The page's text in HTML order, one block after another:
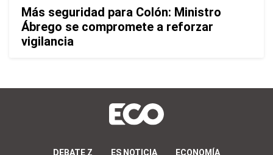
Más seguridad para Colón: Ministro
Ábrego se compromete a reforzar
vigilancia
DEBATE Z ES NOTICIA ECONOMÍA